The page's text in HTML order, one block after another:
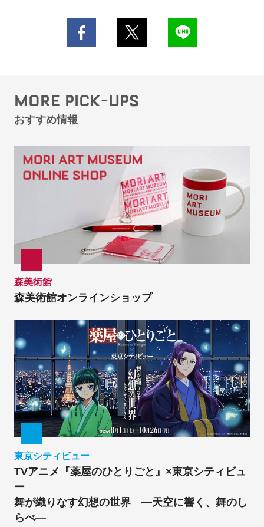
MORE PICK-UPS
おすすめ情報
森美術館
森美術館オンラインショップ
東京シティビュー
TVアニメ『薬屋のひとりごと』×東京シティビュ
ー
舞が織りなす幻想の世界 ―天空に響く、舞のし
らべ―